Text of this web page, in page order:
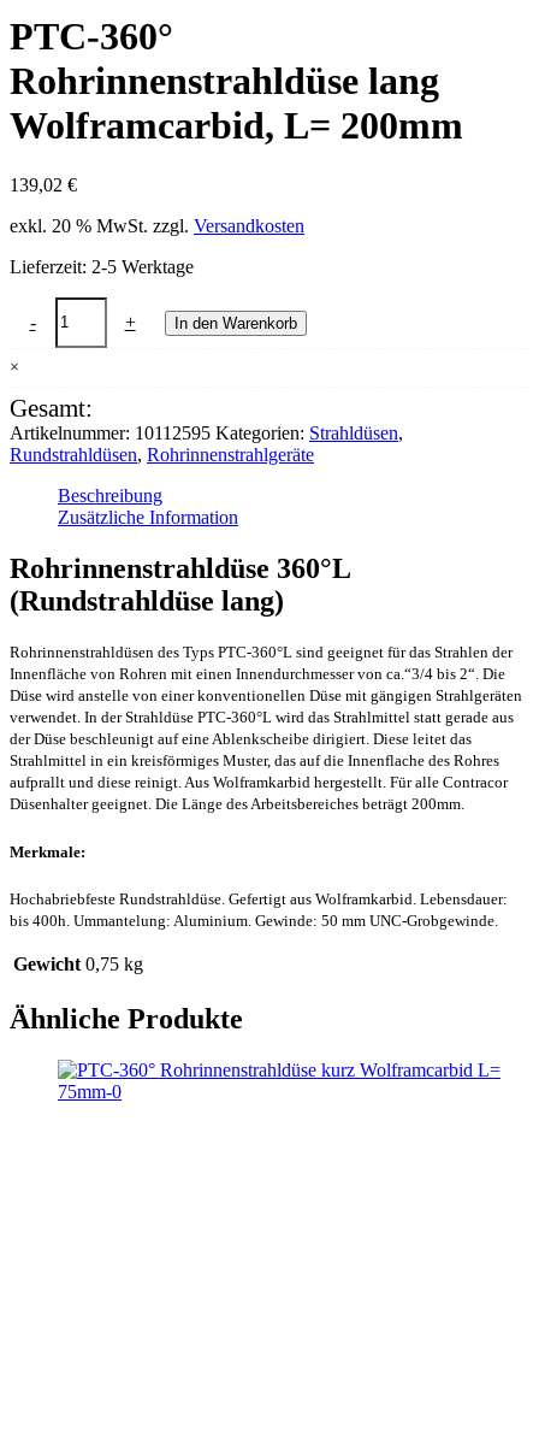
PTC-360°
Rohrinnenstrahldüse lang
Wolframcarbid, L= 200mm
139,02 €
exkl. 20 % MwSt. zzgl. Versandkosten
Lieferzeit: 2-5 Werktage
-
360°
Rohrinnenstrahldüse
lang
L=
200mm
Menge
+ In den Warenkorb
×
Gesamt:
Artikelnummer: 10112595 Kategorien: Strahldüsen,
Rundstrahldüsen, Rohrinnenstrahlgeräte
Beschreibung
Zusätzliche Information
Rohrinnenstrahldüse 360°L
(Rundstrahldüse lang)
Rohrinnenstrahldüsen des Typs PTC-360°L sind geeignet für das Strahlen der
Innenfläche von Rohren mit einen Innendurchmesser von ca.“3/4 bis 2“. Die
Düse wird anstelle von einer konventionellen Düse mit gängigen Strahlgeräten
verwendet. In der Strahldüse PTC-360°L wird das Strahlmittel statt gerade aus
der Düse beschleunigt auf eine Ablenkscheibe dirigiert. Diese leitet das
Strahlmittel in ein kreisförmiges Muster, das auf die Innenflache des Rohres
aufprallt und diese reinigt. Aus Wolframkarbid hergestellt. Für alle Contracor
Düsenhalter geeignet. Die Länge des Arbeitsbereiches beträgt 200mm.
Merkmale:
Hochabriebfeste Rundstrahldüse. Gefertigt aus Wolframkarbid. Lebensdauer:
bis 400h. Ummantelung: Aluminium. Gewinde: 50 mm UNC-Grobgewinde.
Gewicht 0,75 kg
Ähnliche Produkte